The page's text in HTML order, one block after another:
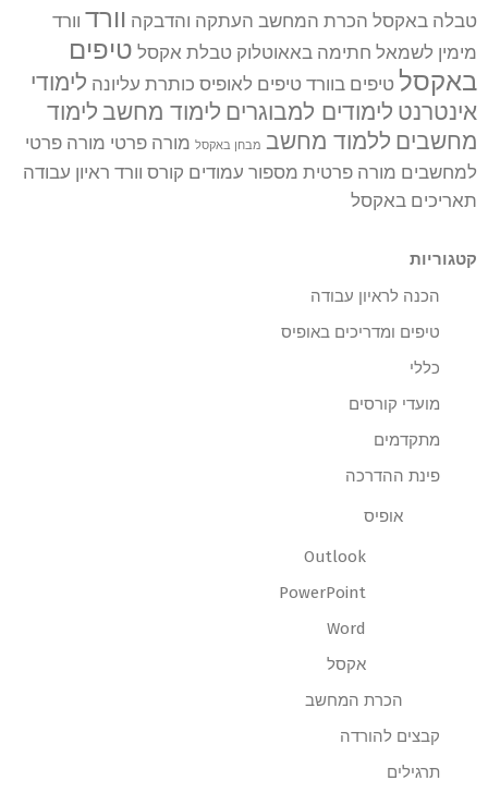
טבלה באקסל הכרת המחשב העתקה והדבקה וורד וורד
מימין לשמאל חתימה באאוטלוק טבלת אקסל טיפים
באקסל טיפים בוורד טיפים לאופיס כותרת עליונה לימודי
אינטרנט לימודים למבוגרים לימוד מחשב לימוד
מחשבים ללמוד מחשב מבחן באקסל מורה פרטי מורה פרטי
למחשבים מורה פרטית מספור עמודים קורס וורד ראיון עבודה
תאריכים באקסל
קטגוריות
הכנה לראיון עבודה
טיפים ומדריכים באופיס
כללי
מועדי קורסים
מתקדמים
פינת ההדרכה
אופיס
Outlook
PowerPoint
Word
אקסל
הכרת המחשב
קבצים להורדה
תרגילים